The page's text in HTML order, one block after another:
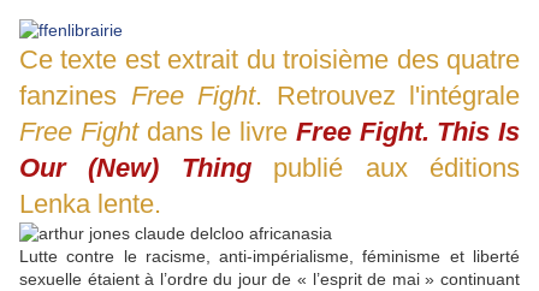
Ce texte est extrait du troisième des quatre
fanzines Free Fight. Retrouvez l'intégrale
Free Fightdans le livre Free Fight. This Is
Our (New) Thing
publié aux éditions
Lenka lente.
Lutte contre le racisme, anti-impérialisme, féminisme et liberté
sexuelle étaient à l’ordre du jour de « l’esprit de mai » continuant